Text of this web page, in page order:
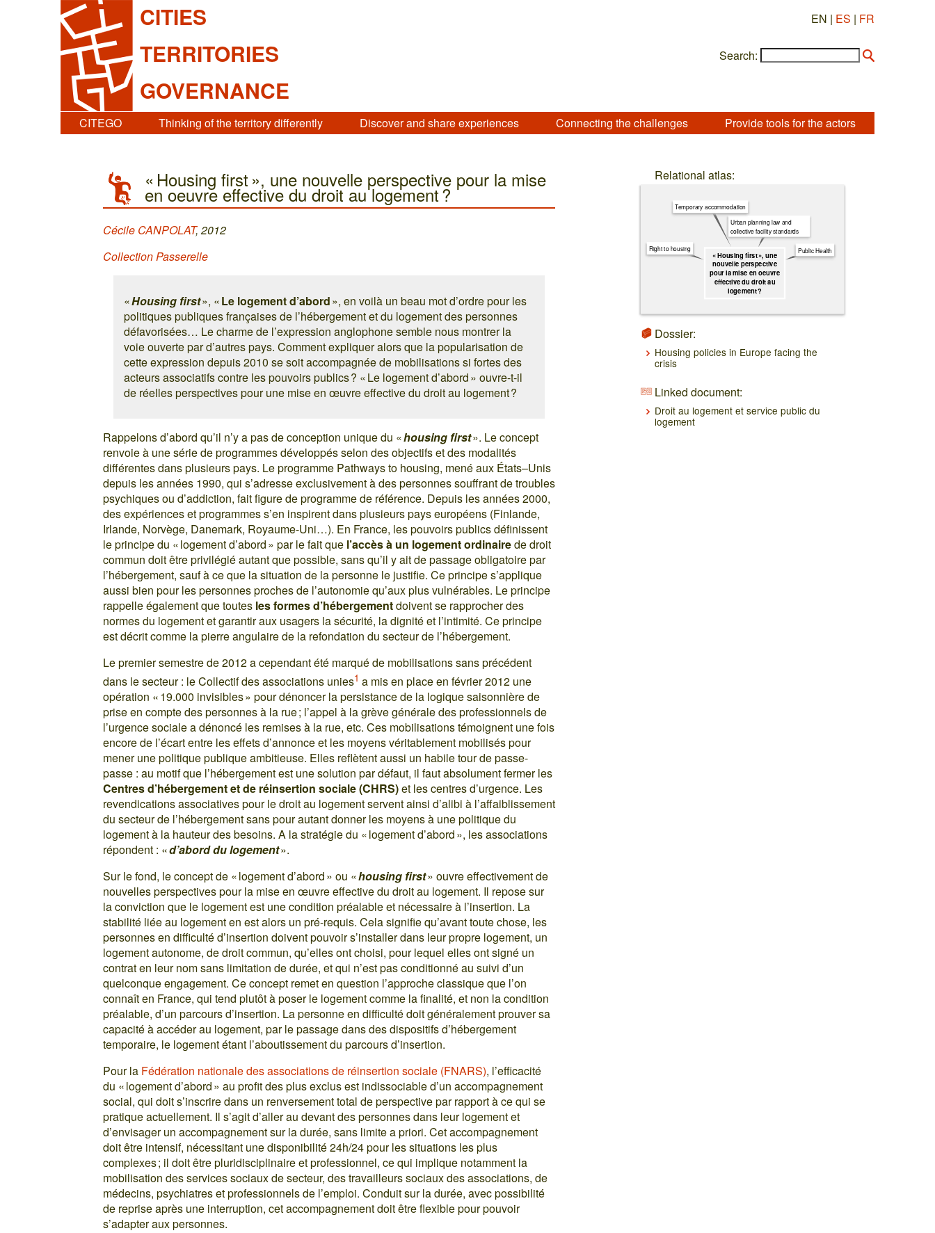
CITIES
TERRITORIES
GOVERNANCE
EN | ES | FR
Search:
CITEGO Thinking of the territory differently Discover and share experiences Connecting the challenges Provide tools for the actors
« Housing first », une nouvelle perspective pour la mise
en oeuvre effective du droit au logement ?
Cécile CANPOLAT, 2012
Collection Passerelle
«Housing first», «Le logement d’abord», en voilà un beau mot d’ordre pour les
politiques publiques françaises de l’hébergement et du logement des personnes
défavorisées… Le charme de l’expression anglophone semble nous montrer la
voie ouverte par d’autres pays. Comment expliquer alors que la popularisation de
cette expression depuis 2010 se soit accompagnée de mobilisations si fortes des
acteurs associatifs contre les pouvoirs publics ? « Le logement d’abord » ouvre-t-il
de réelles perspectives pour une mise en œuvre effective du droit au logement ?
Rappelons d’abord qu’il n’y a pas de conception unique du «housing first». Le concept
renvoie à une série de programmes développés selon des objectifs et des modalités
différentes dans plusieurs pays. Le programme Pathways to housing, mené aux États–Unis
depuis les années 1990, qui s’adresse exclusivement à des personnes souffrant de troubles
psychiques ou d’addiction, fait figure de programme de référence. Depuis les années 2000,
des expériences et programmes s’en inspirent dans plusieurs pays européens (Finlande,
Irlande, Norvège, Danemark, Royaume-Uni…). En France, les pouvoirs publics définissent
le principe du « logement d’abord » par le fait que l’accès à un logement ordinairede droit
commun doit être privilégié autant que possible, sans qu’il y ait de passage obligatoire par
l’hébergement, sauf à ce que la situation de la personne le justifie. Ce principe s’applique
aussi bien pour les personnes proches de l’autonomie qu’aux plus vulnérables. Le principe
rappelle également que toutes les formes d’hébergementdoivent se rapprocher des
normes du logement et garantir aux usagers la sécurité, la dignité et l’intimité. Ce principe
est décrit comme la pierre angulaire de la refondation du secteur de l’hébergement.
Le premier semestre de 2012 a cependant été marqué de mobilisations sans précédent
dans le secteur : le Collectif des associations unies1 a mis en place en février 2012 une
opération « 19.000 invisibles » pour dénoncer la persistance de la logique saisonnière de
prise en compte des personnes à la rue ; l’appel à la grève générale des professionnels de
l’urgence sociale a dénoncé les remises à la rue, etc. Ces mobilisations témoignent une fois
encore de l’écart entre les effets d’annonce et les moyens véritablement mobilisés pour
mener une politique publique ambitieuse. Elles reflètent aussi un habile tour de passe-
passe : au motif que l’hébergement est une solution par défaut, il faut absolument fermer les
Centres d’hébergement et de réinsertion sociale (CHRS)et les centres d’urgence. Les
revendications associatives pour le droit au logement servent ainsi d’alibi à l’affaiblissement
du secteur de l’hébergement sans pour autant donner les moyens à une politique du
logement à la hauteur des besoins. A la stratégie du « logement d’abord », les associations
répondent : «d’abord du logement».
Sur le fond, le concept de « logement d’abord » ou «housing first» ouvre effectivement de
nouvelles perspectives pour la mise en œuvre effective du droit au logement. Il repose sur
la conviction que le logement est une condition préalable et nécessaire à l’insertion. La
stabilité liée au logement en est alors un pré-requis. Cela signifie qu’avant toute chose, les
personnes en difficulté d’insertion doivent pouvoir s’installer dans leur propre logement, un
logement autonome, de droit commun, qu’elles ont choisi, pour lequel elles ont signé un
contrat en leur nom sans limitation de durée, et qui n’est pas conditionné au suivi d’un
quelconque engagement. Ce concept remet en question l’approche classique que l’on
connaît en France, qui tend plutôt à poser le logement comme la finalité, et non la condition
préalable, d’un parcours d’insertion. La personne en difficulté doit généralement prouver sa
capacité à accéder au logement, par le passage dans des dispositifs d’hébergement
temporaire, le logement étant l’aboutissement du parcours d’insertion.
Pour la Fédération nationale des associations de réinsertion sociale (FNARS), l’efficacité
du « logement d’abord » au profit des plus exclus est indissociable d’un accompagnement
social, qui doit s’inscrire dans un renversement total de perspective par rapport à ce qui se
pratique actuellement. Il s’agit d’aller au devant des personnes dans leur logement et
d’envisager un accompagnement sur la durée, sans limite a priori. Cet accompagnement
doit être intensif, nécessitant une disponibilité 24h/24 pour les situations les plus
complexes ; il doit être pluridisciplinaire et professionnel, ce qui implique notamment la
mobilisation des services sociaux de secteur, des travailleurs sociaux des associations, de
médecins, psychiatres et professionnels de l’emploi. Conduit sur la durée, avec possibilité
de reprise après une interruption, cet accompagnement doit être flexible pour pouvoir
s’adapter aux personnes.
Relational atlas:
« Housing first », une
nouvelle perspective
pour la mise en oeuvre
effective du droit au
logement ?
Public Health
Urban planning law and
collective facility standards
Temporary accommodation
Right to housing
Dossier:
Housing policies in Europe facing the
crisis
Linked document:
Droit au logement et service public du
logement